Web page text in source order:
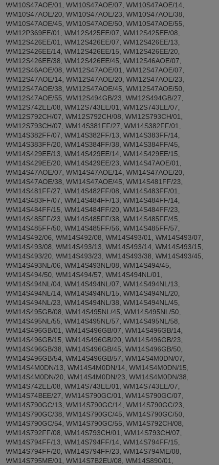
WM10S47AOE/01, WM10S47AOE/07, WM10S47AOE/14,
WM10S47AOE/20, WM10S47AOE/23, WM10S47AOE/38,
WM10S47AOE/45, WM10S47AOE/50, WM10S47AOE/55,
WM12P369EE/01, WM12S425EE/07, WM12S425EE/08,
WM12S426EE/01, WM12S426EE/07, WM12S426EE/13,
WM12S426EE/14, WM12S426EE/15, WM12S426EE/20,
WM12S426EE/38, WM12S426EE/45, WM12S46AOE/07,
WM12S46AOE/08, WM12S47AOE/01, WM12S47AOE/07,
WM12S47AOE/14, WM12S47AOE/20, WM12S47AOE/23,
WM12S47AOE/38, WM12S47AOE/45, WM12S47AOE/50,
WM12S47AOE/55, WM12S494GB/23, WM12S494GB/27,
WM12S742EE/08, WM12S743EE/01, WM12S743EE/07,
WM12S792CH/07, WM12S792CH/08, WM12S793CH/01,
WM12S793CH/07, WM14S381FF/27, WM14S382FF/01,
WM14S382FF/07, WM14S382FF/13, WM14S383FF/14,
WM14S383FF/20, WM14S384FF/38, WM14S384FF/45,
WM14S429EE/13, WM14S429EE/14, WM14S429EE/15,
WM14S429EE/20, WM14S429EE/23, WM14S47AOE/01,
WM14S47AOE/07, WM14S47AOE/14, WM14S47AOE/20,
WM14S47AOE/38, WM14S47AOE/45, WM14S481FF/23,
WM14S481FF/27, WM14S482FF/08, WM14S483FF/01,
WM14S483FF/07, WM14S484FF/13, WM14S484FF/14,
WM14S484FF/15, WM14S484FF/20, WM14S484FF/23,
WM14S485FF/23, WM14S485FF/38, WM14S485FF/45,
WM14S485FF/50, WM14S485FF/56, WM14S485FF/57,
WM14S492/06, WM14S492/08, WM14S493/01, WM14S493/07,
WM14S493/08, WM14S493/13, WM14S493/14, WM14S493/15,
WM14S493/20, WM14S493/23, WM14S493/38, WM14S493/45,
WM14S493NL/06, WM14S493NL/08, WM14S494/45,
WM14S494/50, WM14S494/57, WM14S494NL/01,
WM14S494NL/04, WM14S494NL/07, WM14S494NL/13,
WM14S494NL/14, WM14S494NL/15, WM14S494NL/20,
WM14S494NL/23, WM14S494NL/38, WM14S494NL/45,
WM14S495GB/08, WM14S495NL/45, WM14S495NL/50,
WM14S495NL/55, WM14S495NL/57, WM14S495NL/58,
WM14S496GB/01, WM14S496GB/07, WM14S496GB/14,
WM14S496GB/15, WM14S496GB/20, WM14S496GB/23,
WM14S496GB/38, WM14S496GB/45, WM14S496GB/50,
WM14S496GB/54, WM14S496GB/57, WM14S4M0DN/07,
WM14S4M0DN/13, WM14S4M0DN/14, WM14S4M0DN/15,
WM14S4M0DN/20, WM14S4M0DN/23, WM14S4M0DN/38,
WM14S742EE/08, WM14S743EE/01, WM14S743EE/07,
WM14S74BEE/27, WM14S790GC/01, WM14S790GC/07,
WM14S790GC/13, WM14S790GC/14, WM14S790GC/23,
WM14S790GC/38, WM14S790GC/45, WM14S790GC/50,
WM14S790GC/54, WM14S790GC/55, WM14S792CH/08,
WM14S792FF/08, WM14S793CH/01, WM14S793CH/07,
WM14S794FF/13, WM14S794FF/14, WM14S794FF/15,
WM14S794FF/20, WM14S794FF/23, WM14S794ME/08,
WM14S795ME/01, WM14S7B2EU/08, WM14S890/01,